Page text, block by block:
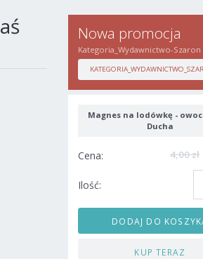
Nowa promocja
Kategoria_Wydawnictwo-Szaron
Magnes na lodówkę -
Ducha
Cena: 4,00 zł
Ilość:
DODAJ DO
KUP TERAZ